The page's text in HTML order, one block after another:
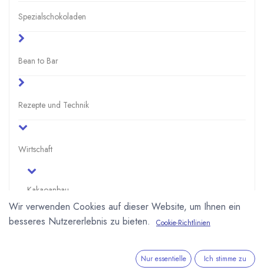
Spezialschokoladen
Bean to Bar
Rezepte und Technik
Wirtschaft
Kakaoanbau
Zahlen
Wir verwenden Cookies auf dieser Website, um Ihnen ein
besseres Nutzererlebnis zu bieten.
Cookie-Richtlinien
Nur essentielle Ich stimme zu